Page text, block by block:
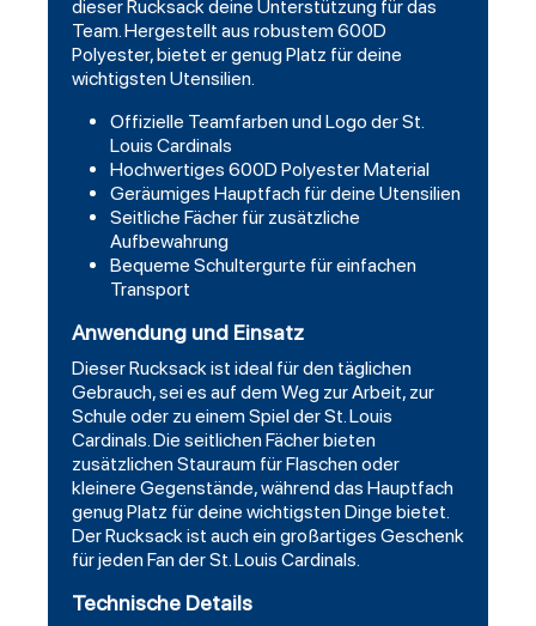
dieser Rucksack deine Unterstützung für das
Team. Hergestellt aus robustem 600D
Polyester, bietet er genug Platz für deine
wichtigsten Utensilien.
Offizielle Teamfarben und Logo der St.
Louis Cardinals
Hochwertiges 600D Polyester Material
Geräumiges Hauptfach für deine Utensilien
Seitliche Fächer für zusätzliche
Aufbewahrung
Bequeme Schultergurte für einfachen
Transport
Anwendung und Einsatz
Dieser Rucksack ist ideal für den täglichen
Gebrauch, sei es auf dem Weg zur Arbeit, zur
Schule oder zu einem Spiel der St. Louis
Cardinals. Die seitlichen Fächer bieten
zusätzlichen Stauraum für Flaschen oder
kleinere Gegenstände, während das Hauptfach
genug Platz für deine wichtigsten Dinge bietet.
Der Rucksack ist auch ein großartiges Geschenk
für jeden Fan der St. Louis Cardinals.
Technische Details